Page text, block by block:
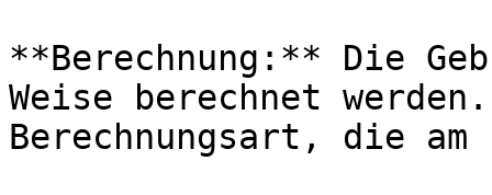
**Berechnung:** Die
Weise berechnet
Berechnungsart, die